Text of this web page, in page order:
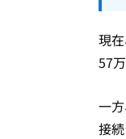
現
57
一
接